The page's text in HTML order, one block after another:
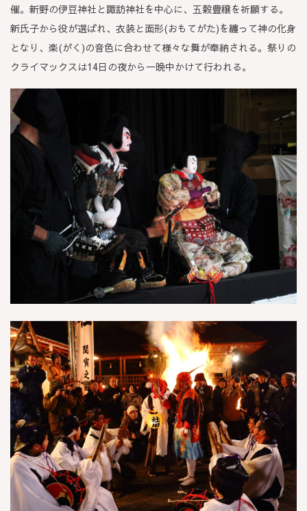
催。新野の伊豆神社と諏訪神社を中心に、五穀豊穣を祈願する。
新氏子から役が選ばれ、衣装と面形(おもてがた)を纏って神の化身
となり、楽(がく)の音色に合わせて様々な舞が奉納される。祭りの
クライマックスは14日の夜から一晩中かけて行われる。